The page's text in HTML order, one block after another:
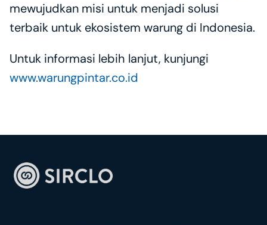
mewujudkan misi untuk menjadi solusi
terbaik untuk ekosistem warung di Indonesia.
www.warungpintar.co.id